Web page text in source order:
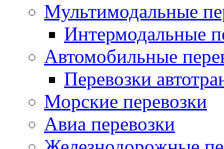
Мультимодальные
Интермодальные
Автомобильные
Перевозки
Морские перевозки
Авиа перевозки